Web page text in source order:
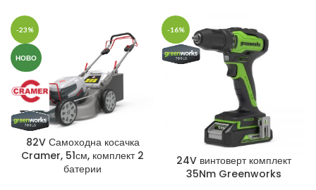
-23%
НОВО
82V Самоходна косачка
Cramer, 51см, комплект 2
батерии
-16%
24V винтоверт комплект
35Nm Greenworks